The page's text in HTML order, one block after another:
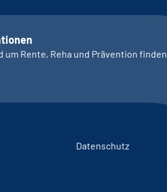
Rente, Reha und Prävention finden
Datenschutz